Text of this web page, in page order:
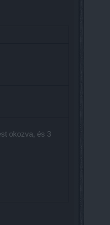
okozva, és 3